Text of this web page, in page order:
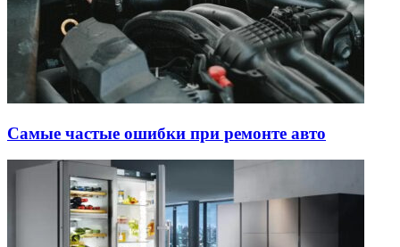
Самые частые ошибки при ремонте авто